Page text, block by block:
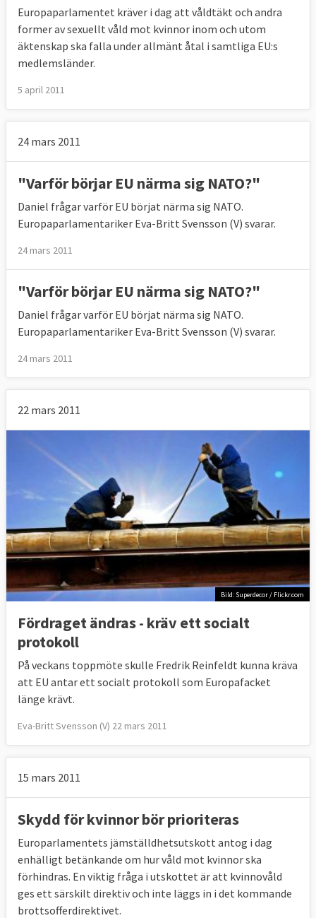
Europaparlamentet kräver i dag att våldtäkt och andra
former av sexuellt våld mot kvinnor inom och utom
äktenskap ska falla under allmänt åtal i samtliga EU:s
medlemsländer.
5 april 2011
24 mars 2011
"Varför börjar EU närma sig NATO?"
Daniel frågar varför EU börjat närma sig NATO.
Europaparlamentariker Eva-Britt Svensson (V) svarar.
24 mars 2011
"Varför börjar EU närma sig NATO?"
Daniel frågar varför EU börjat närma sig NATO.
Europaparlamentariker Eva-Britt Svensson (V) svarar.
24 mars 2011
22 mars 2011
Bild: Superdecor / Flickr.com
Fördraget ändras - kräv ett socialt
protokoll
På veckans toppmöte skulle Fredrik Reinfeldt kunna kräva
att EU antar ett socialt protokoll som Europafacket
länge krävt.
Eva-Britt Svensson (V) 22 mars 2011
15 mars 2011
Skydd för kvinnor bör prioriteras
Europarlamentets jämställdhetsutskott antog i dag
enhälligt betänkande om hur våld mot kvinnor ska
förhindras. En viktig fråga i utskottet är att kvinnovåld
ges ett särskilt direktiv och inte läggs in i det kommande
brottsofferdirektivet.